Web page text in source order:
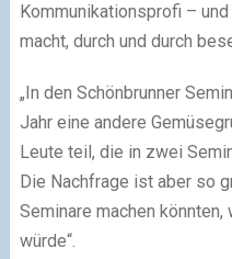
Kommunikationsprofi –
macht, durch und durch
„In den Schönbrunner
Jahr eine andere
Leute teil, die in zwei
Die Nachfrage ist aber so
Seminare machen
würde“.